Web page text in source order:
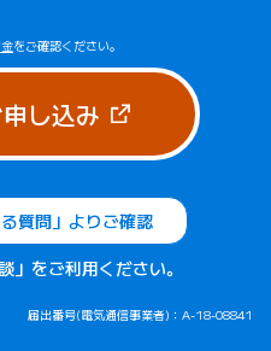
をご確認ください。
し込み（新しいタブ
質問」よりご確認
」をご利用ください。
届出番号(電気通信事業者)：A-18-08841